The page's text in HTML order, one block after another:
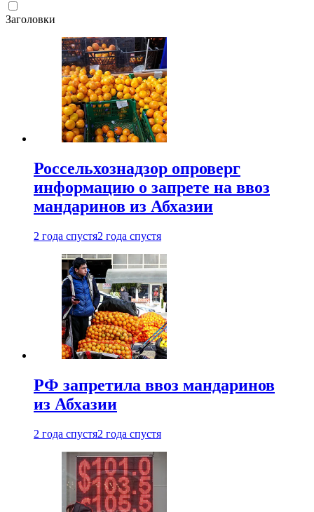
Заголовки
Россельхознадзор опроверг
информацию о запрете на ввоз
мандаринов из Абхазии
2 года спустя2 года спустя
РФ запретила ввоз мандаринов
из Абхазии
2 года спустя2 года спустя